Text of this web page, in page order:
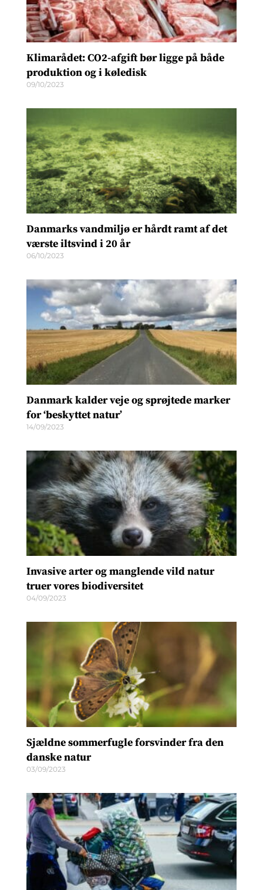
Klimarådet: CO2-afgift bør ligge på både
produktion og i køledisk
09/10/2023
Danmarks vandmiljø er hårdt ramt af det
værste iltsvind i 20 år
06/10/2023
Danmark kalder veje og sprøjtede marker
for ‘beskyttet natur’
14/09/2023
Invasive arter og manglende vild natur
truer vores biodiversitet
04/09/2023
Sjældne sommerfugle forsvinder fra den
danske natur
03/09/2023